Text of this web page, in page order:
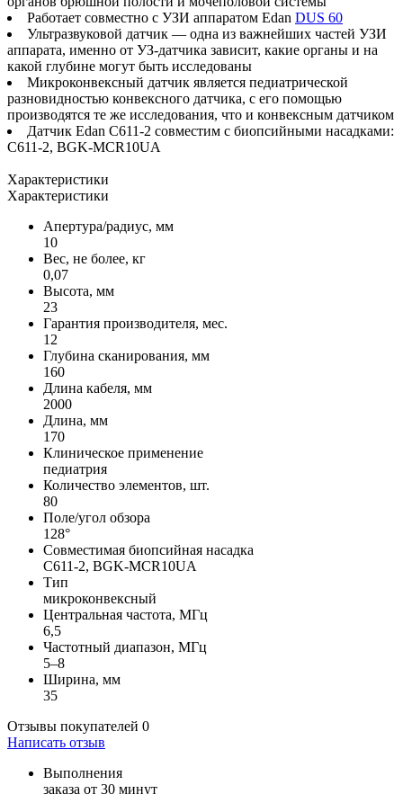
Работает совместно с УЗИ аппаратом Edan DUS 60
Ультразвуковой датчик — одна из важнейших частей УЗИ
аппарата, именно от УЗ-датчика зависит, какие органы и на
какой глубине могут быть исследованы
Микроконвексный датчик является педиатрической
разновидностью конвексного датчика, с его помощью
производятся те же исследования, что и конвексным датчиком
Датчик Edan C611‐2 совместим с биопсийными насадками:
C611-2, BGK-MCR10UA
Характеристики
Характеристики
Апертура/радиус, мм
10
Вес, не более, кг
0,07
Высота, мм
23
Гарантия производителя, мес.
12
Глубина сканирования, мм
160
Длина кабеля, мм
2000
Длина, мм
170
Клиническое применение
педиатрия
Количество элементов, шт.
80
Поле/угол обзора
128°
Совместимая биопсийная насадка
C611-2, BGK-MCR10UA
Тип
микроконвексный
Центральная частота, МГц
6,5
Частотный диапазон, МГц
5–8
Ширина, мм
35
Отзывы покупателей 0
Написать отзыв
Выполнения
заказа от 30 минут